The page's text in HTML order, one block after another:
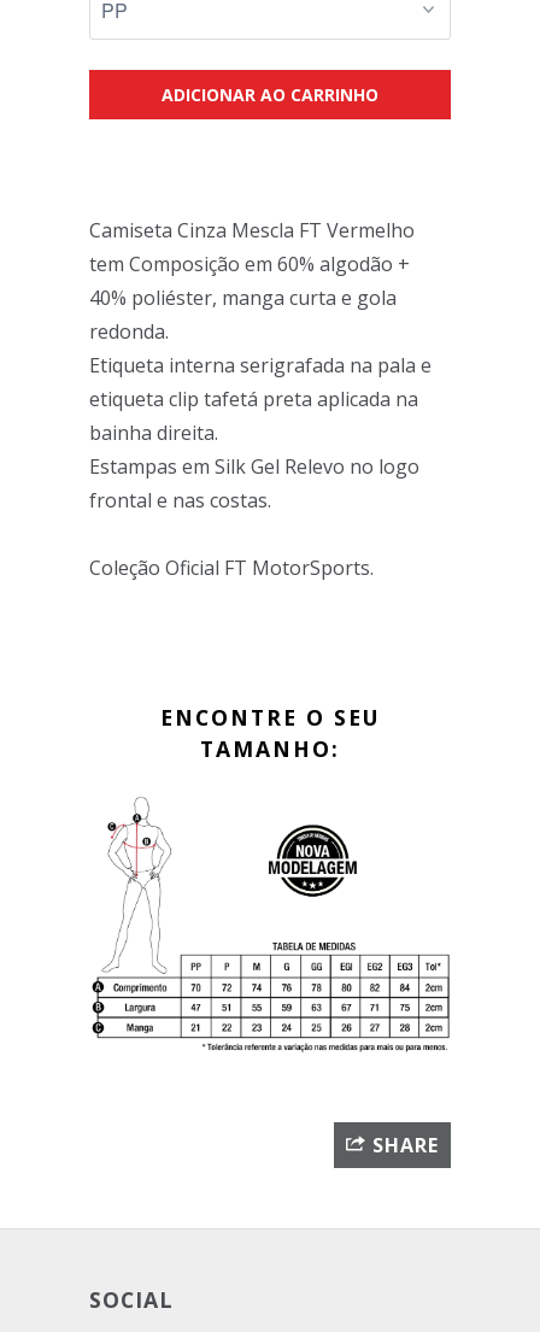
ADICIONAR AO CARRINHO
Camiseta Cinza Mescla FT Vermelho
tem Composição em 60% algodão +
40% poliéster, manga curta e gola
redonda.
Etiqueta interna serigrafada na pala e
etiqueta clip tafetá preta aplicada na
bainha direita.
Estampas em Silk Gel Relevo no logo
frontal e nas costas.
Coleção Oficial FT MotorSports.
ENCONTRE O SEU
TAMANHO:
SHARE
SOCIAL